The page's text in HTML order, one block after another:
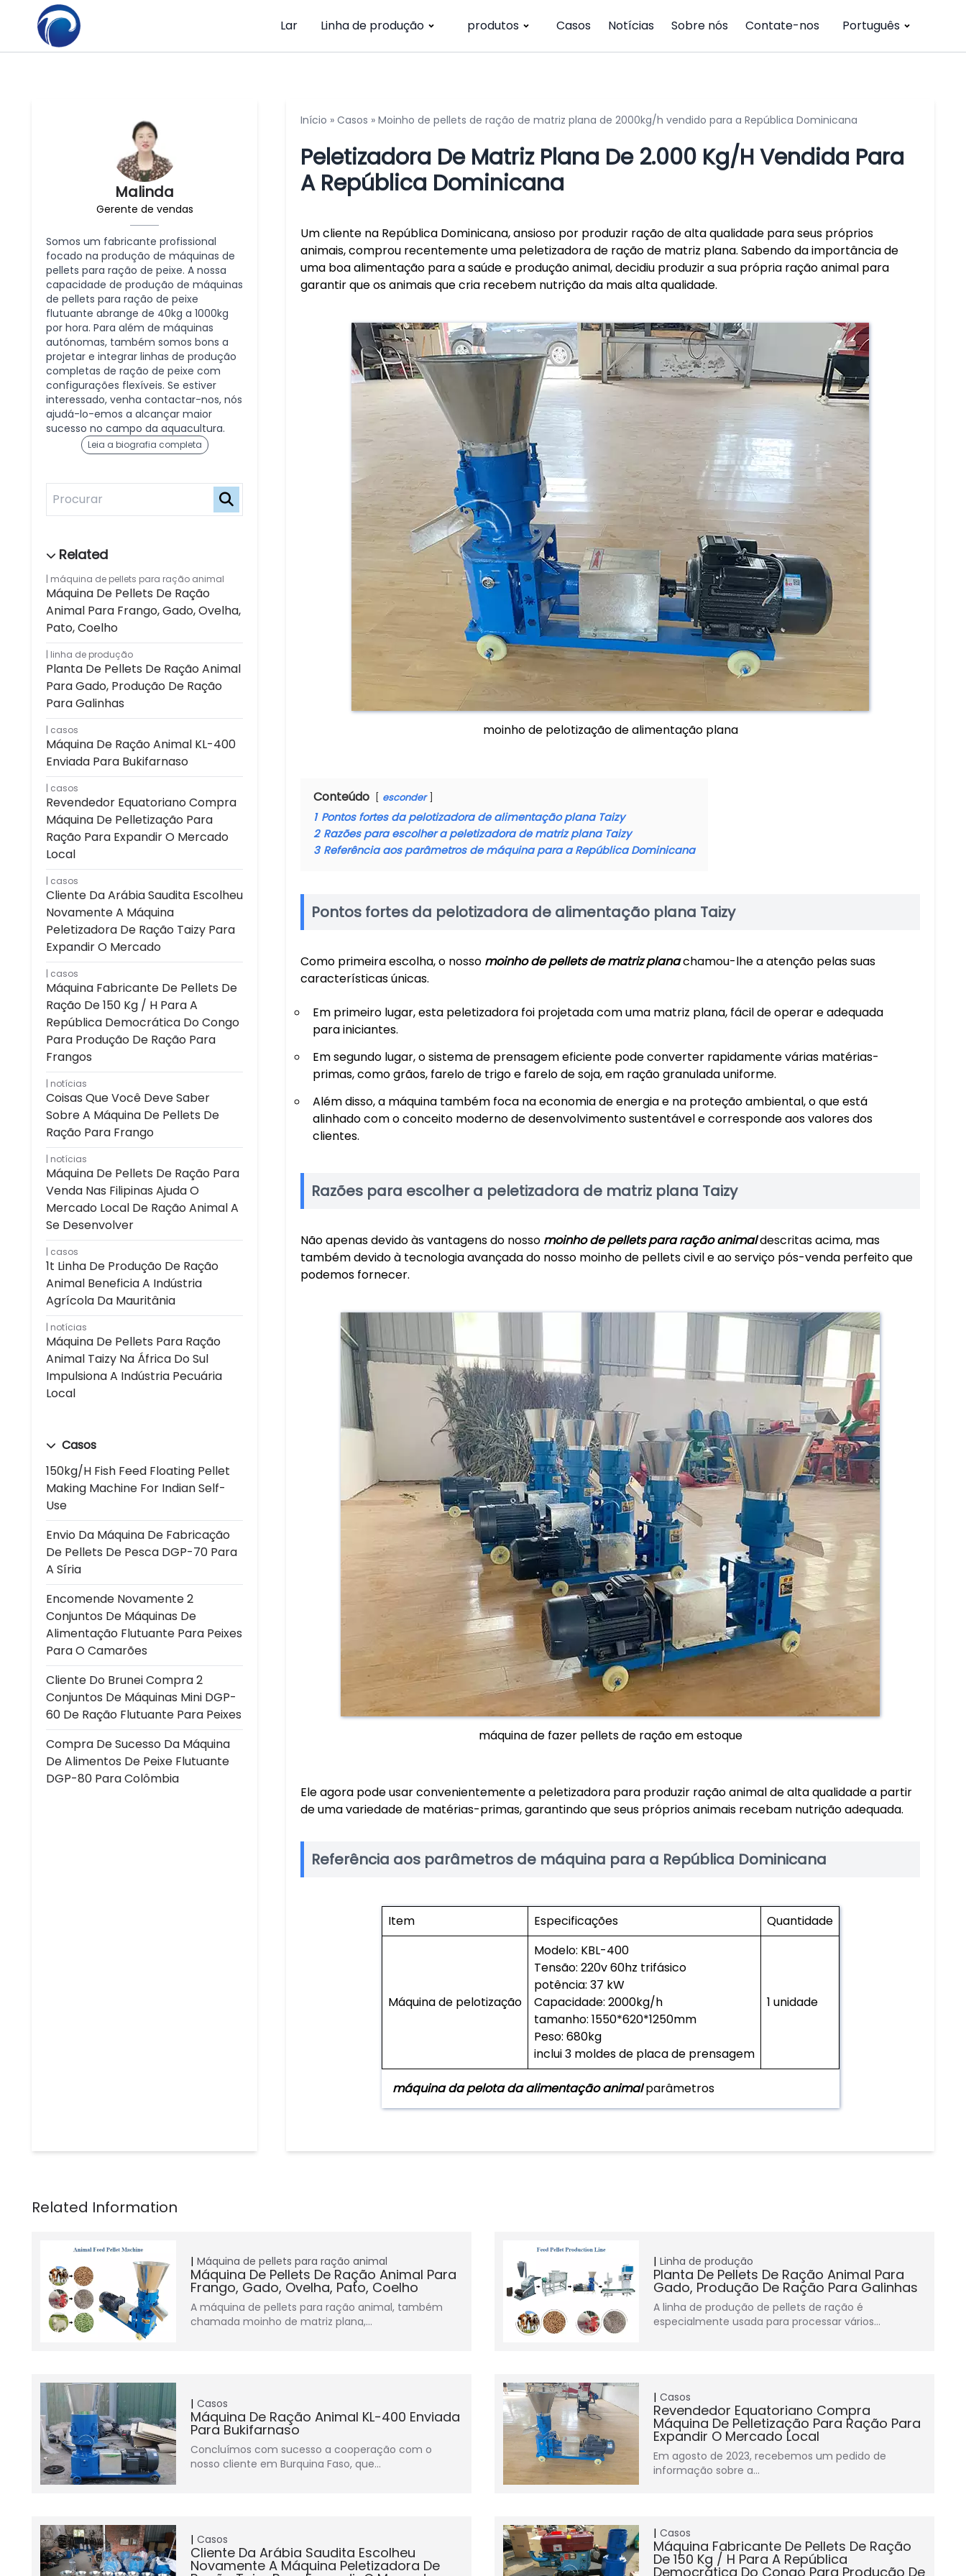
Lar Linha de produção produtos Casos Notícias Sobre nós Contate-nos Português
Malinda
Gerente de vendas
Somos um fabricante profissional
focado na produção de máquinas de
pellets para ração de peixe. A nossa
capacidade de produção de máquinas
de pellets para ração de peixe
flutuante abrange de 40kg a 1000kg
por hora. Para além de máquinas
autónomas, também somos bons a
projetar e integrar linhas de produção
completas de ração de peixe com
configurações flexíveis. Se estiver
interessado, venha contactar-nos, nós
ajudá-lo-emos a alcançar maior
sucesso no campo da aquacultura.
Leia a biografia completa
máquina de pellets para ração animal
Máquina De Pellets De Ração
Animal Para Frango, Gado, Ovelha,
Pato, Coelho
linha de produção
Planta De Pellets De Ração Animal
Para Gado, Produção De Ração
Para Galinhas
casos
Máquina De Ração Animal KL-400
Enviada Para Bukifarnaso
casos
Revendedor Equatoriano Compra
Máquina De Pelletização Para
Ração Para Expandir O Mercado
Local
casos
Cliente Da Arábia Saudita Escolheu
Novamente A Máquina
Peletizadora De Ração Taizy Para
Expandir O Mercado
casos
Máquina Fabricante De Pellets De
Ração De 150 Kg / H Para A
República Democrática Do Congo
Para Produção De Ração Para
Frangos
notícias
Coisas Que Você Deve Saber
Sobre A Máquina De Pellets De
Ração Para Frango
notícias
Máquina De Pellets De Ração Para
Venda Nas Filipinas Ajuda O
Mercado Local De Ração Animal A
Se Desenvolver
casos
1t Linha De Produção De Ração
Animal Beneficia A Indústria
Agrícola Da Mauritânia
notícias
Máquina De Pellets Para Ração
Animal Taizy Na África Do Sul
Impulsiona A Indústria Pecuária
Local
Casos
150kg/h Fish Feed Floating Pellet
Making Machine For Indian Self-
Use
Envio Da Máquina De Fabricação
De Pellets De Pesca DGP-70 Para
A Síria
Encomende Novamente 2
Conjuntos De Máquinas De
Alimentação Flutuante Para Peixes
Para O Camarões
Cliente Do Brunei Compra 2
Conjuntos De Máquinas Mini DGP-
60 De Ração Flutuante Para Peixes
Compra De Sucesso Da Máquina
De Alimentos De Peixe Flutuante
DGP-80 Para Colômbia
Início » Casos » Moinho de pellets de ração de matriz plana de 2000kg/h vendido para a República Dominicana
Peletizadora De Matriz Plana De 2.000 Kg/h Vendida Para
A República Dominicana
Um cliente na República Dominicana, ansioso por produzir ração de alta qualidade para seus próprios
animais, comprou recentemente uma peletizadora de ração de matriz plana. Sabendo da importância de
uma boa alimentação para a saúde e produção animal, decidiu produzir a sua própria ração animal para
garantir que os animais que cria recebem nutrição da mais alta qualidade.
moinho de pelotização de alimentação plana
Conteúdo esconder
1 Pontos fortes da pelotizadora de alimentação plana Taizy
2 Razões para escolher a peletizadora de matriz plana Taizy
3 Referência aos parâmetros de máquina para a República Dominicana
Pontos fortes da pelotizadora de alimentação plana Taizy
Como primeira escolha, o nosso moinho de pellets de matriz planachamou-lhe a atenção pelas suas
características únicas.
Em primeiro lugar, esta peletizadora foi projetada com uma matriz plana, fácil de operar e adequada
para iniciantes.
Em segundo lugar, o sistema de prensagem eficiente pode converter rapidamente várias matérias-
primas, como grãos, farelo de trigo e farelo de soja, em ração granulada uniforme.
Além disso, a máquina também foca na economia de energia e na proteção ambiental, o que está
alinhado com o conceito moderno de desenvolvimento sustentável e corresponde aos valores dos
clientes.
Razões para escolher a peletizadora de matriz plana Taizy
Não apenas devido às vantagens do nosso moinho de pellets para ração animaldescritas acima, mas
também devido à tecnologia avançada do nosso moinho de pellets civil e ao serviço pós-venda perfeito que
podemos fornecer.
máquina de fazer pellets de ração em estoque
Ele agora pode usar convenientemente a peletizadora para produzir ração animal de alta qualidade a partir
de uma variedade de matérias-primas, garantindo que seus próprios animais recebam nutrição adequada.
Referência aos parâmetros de máquina para a República Dominicana
Item Especificações Quantidade
Máquina de pelotização
Modelo: KBL-400
Tensão: 220v 60hz trifásico
potência: 37 kW
Capacidade: 2000kg/h
tamanho: 1550*620*1250mm
Peso: 680kg
inclui 3 moldes de placa de prensagem
1 unidade
máquina da pelota da alimentação animalparâmetros
Máquina de pellets para ração animal
Máquina De Pellets De Ração Animal Para
Frango, Gado, Ovelha, Pato, Coelho
A máquina de pellets para ração animal, também
chamada moinho de matriz plana,…
Linha de produção
Planta De Pellets De Ração Animal Para
Gado, Produção De Ração Para Galinhas
A linha de produção de pellets de ração é
especialmente usada para processar vários…
Casos
Máquina De Ração Animal KL-400 Enviada
Para Bukifarnaso
Concluímos com sucesso a cooperação com o
nosso cliente em Burquina Faso, que…
Casos
Revendedor Equatoriano Compra
Máquina De Pelletização Para Ração Para
Expandir O Mercado Local
Em agosto de 2023, recebemos um pedido de
informação sobre a…
Casos
Cliente Da Arábia Saudita Escolheu
Novamente A Máquina Peletizadora De
Casos
Máquina Fabricante De Pellets De Ração
De 150 Kg / H Para A República
Democrática Do Congo Para Produção De